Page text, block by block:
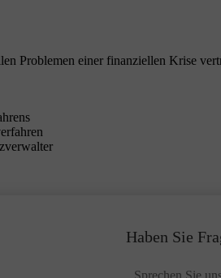
Problemen einer finanziellen Krise
Haben Sie
Sprechen Sie